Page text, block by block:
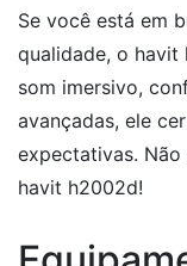
Se você está em
qualidade, o havit
som imersivo,
avançadas, ele
expectativas.
havit h2002d!